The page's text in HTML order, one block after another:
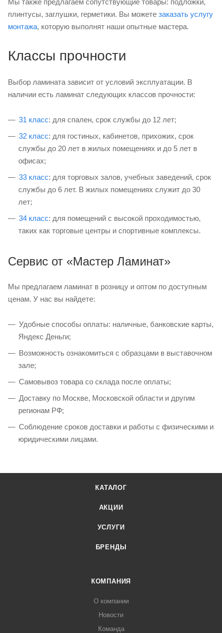
Мы также предлагаем сопутствующие товары: подложки,
плинтусы, заглушки, герметики. Вы можете заказать услугу
монтажа, которую выполнят наши опытные мастера.
Классы прочности
Выбор ламината зависит от условий эксплуатации. В
наличии есть ламинат следующих классов прочности:
31 класс: для спален, срок службы до 12 лет;
32 класс: для гостиных, кабинетов, прихожих, срок
службы до 20 лет в жилых помещениях и до 5 лет в
офисах;
33 класс: для торговых залов, учебных заведений, срок
службы до 6 лет. В жилых помещениях служит до 30
лет;
34 класс: для помещений с высокой проходимостью,
таких как торговые центры и спортивные комплексы.
Сервис от «Мастер Ламинат»
Мы предлагаем ламинат в розницу и оптом по доступным
ценам. У нас вы найдете:
Удобные способы оплаты: наличные, банковские карты,
Яндекс Деньги;
Возможность ознакомиться с образцами в выставочном
зале;
Самовывоз товара со склада после оплаты;
Доставку по Москве, Московской области и другим
регионам РФ;
Соблюдение сроков доставки и работы с физическими и
юридическими лицами.
КАТАЛОГ
АКЦИИ
УСЛУГИ
БРЕНДЫ
КОМПАНИЯ
О компании
Новости
Команда